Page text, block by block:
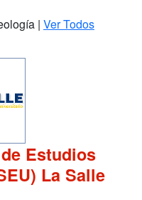
| Ver Todos
Estudios
La Salle